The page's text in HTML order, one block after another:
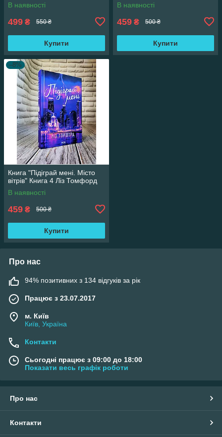
В наявності
499 ₴ 550 ₴
Купити
В наявності
459 ₴ 500 ₴
Купити
–8%
Книга "Підіграй мені. Місто
вітрів" Книга 4 Ліз Томфорд
В наявності
459 ₴ 500 ₴
Купити
Про нас
94% позитивних з 134 відгуків за рік
Працює з 23.07.2017
м. Київ
Київ, Україна
Контакти
Сьогодні працює з 09:00 до 18:00
Показати весь графік роботи
Про нас
Контакти